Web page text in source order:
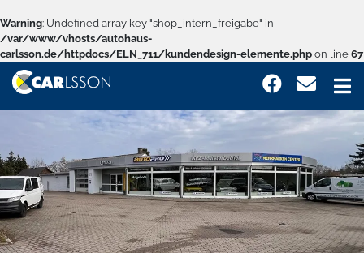
Warning: Undefined array key "shop_intern_freigabe" in
/var/www/vhosts/autohaus-
carlsson.de/httpdocs/ELN_711/kundendesign-elemente.php on line 67